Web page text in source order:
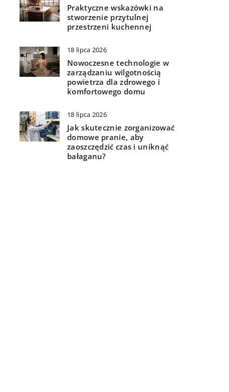
Praktyczne wskazówki na
stworzenie przytulnej
przestrzeni kuchennej
18 lipca 2026
Nowoczesne technologie w
zarządzaniu wilgotnością
powietrza dla zdrowego i
komfortowego domu
18 lipca 2026
Jak skutecznie zorganizować
domowe pranie, aby
zaoszczędzić czas i uniknąć
bałaganu?